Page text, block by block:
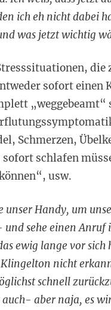
ich eh nicht dabei
was jetzt wichtig
sofort einen
„weggebeamt“
Schmerzen,
sofort schlafen
usw.
unser Handy, um
sehe einen Anruf
ewig lange vor
nicht
schnell
auch- aber naja, es